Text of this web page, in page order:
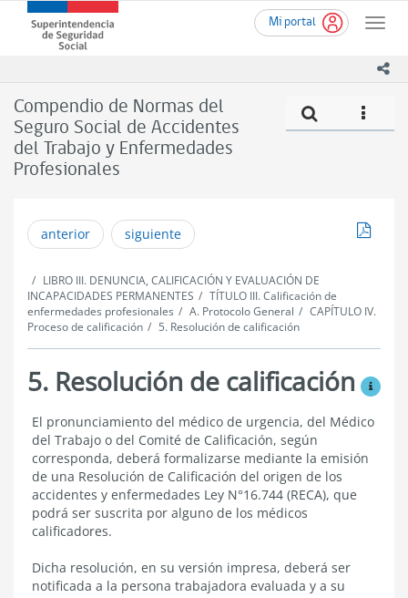
contenido
Mi portal
Toggle
Superintendencia
de
(SUSESO)
-
Gobierno
de
Chile
Compendio de Normas del
Seguro Social de Accidentes
del Trabajo y Enfermedades
Profesionales
icono
anterior siguiente
LIBRO III. DENUNCIA, CALIFICACIÓN Y EVALUACIÓN DE
INCAPACIDADES PERMANENTES
TÍTULO III. Calificación de
enfermedades profesionales
A. Protocolo General
CAPÍTULO IV.
Proceso de calificación
5. Resolución de calificación
5. Resolución de calificación Ver
Resolución
de
El pronunciamiento del médico de urgencia, del Médico
del Trabajo o del Comité de Calificación, según
corresponda, deberá formalizarse mediante la emisión
de una Resolución de Calificación del origen de los
accidentes y enfermedades Ley N°16.744 (RECA), que
podrá ser suscrita por alguno de los médicos
calificadores.
Dicha resolución, en su versión impresa, deberá ser
notificada a la persona trabajadora evaluada y a su